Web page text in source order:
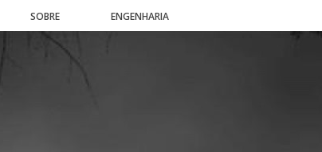
SOBRE ENGENHARIA